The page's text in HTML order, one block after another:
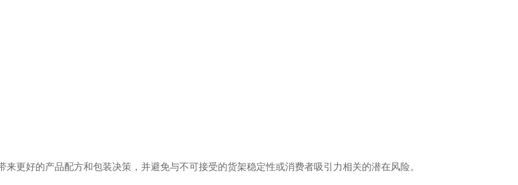
来更好的产品配方和包装决策，并避免与不可接受的货架稳定性或消费者吸引力相关的潜在风险。